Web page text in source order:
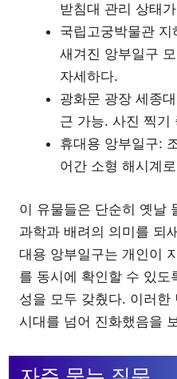
받침대 관리 상태
국립고궁박물관
새겨진 앙부일구
자세하다.
광화문 광장 세종
근 가능. 사진 찍기
휴대용 앙부일구:
어간 소형 해시계
이 유물들은 단순히 옛날
과학과 배려의 의미를 되
대용 앙부일구는 개인이
를 동시에 확인할 수 있도
성을 모두 갖췄다. 이러
시대를 넘어 진화했음을